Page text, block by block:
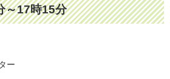
～17時15分
ー